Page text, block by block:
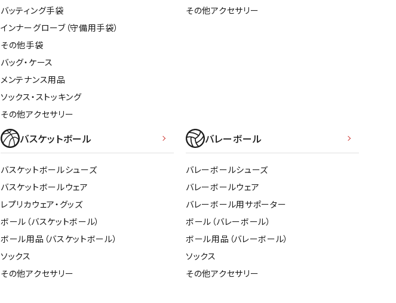
バッティング手袋
インナーグローブ（守備用手袋）
その他手袋
バッグ・ケース
メンテナンス用品
ソックス・ストッキング
その他アクセサリー
その他アクセサリー
バスケットボール
バスケットボールシューズ
バスケットボールウェア
レプリカウェア・グッズ
ボール（バスケットボール）
ボール用品（バスケットボール）
ソックス
その他アクセサリー
バレーボール
バレーボールシューズ
バレーボールウェア
バレーボール用サポーター
ボール（バレーボール）
ボール用品（バレーボール）
ソックス
その他アクセサリー